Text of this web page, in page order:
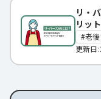
リ・
リッ
老
更新日